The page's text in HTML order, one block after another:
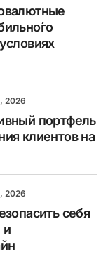
2026
портфель
клиентов на
2026
себя
и